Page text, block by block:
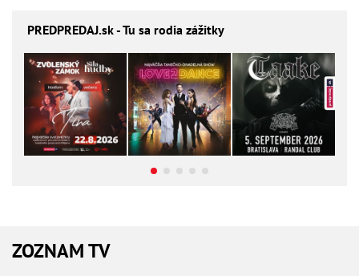
PREDPREDAJ.sk - Tu sa rodia zážitky
ZOZNAM TV